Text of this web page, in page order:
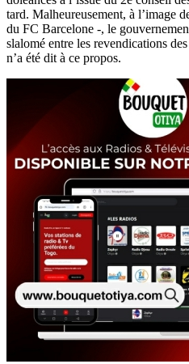
tard. Malheureusement, à l’image
du FC Barcelone -, le
slalomé entre les revendications
n’a été dit à ce propos.